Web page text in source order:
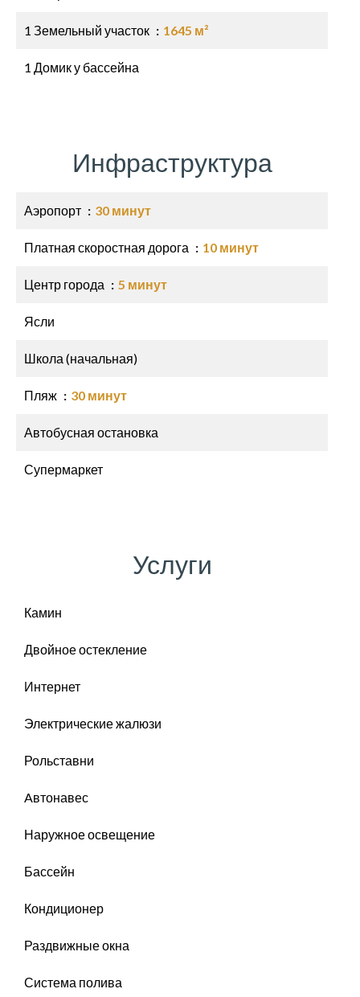
1 Земельный участок 1645 м²
1 Домик у бассейна
Инфраструктура
Аэропорт 30 минут
Платная скоростная дорога 10 минут
Центр города 5 минут
Ясли
Школа (начальная)
Пляж 30 минут
Автобусная остановка
Супермаркет
Услуги
Камин
Двойное остекление
Интернет
Электрические жалюзи
Рольставни
Aвтонавес
Наружное освещение
Бассейн
Кондиционер
Раздвижные окна
Система полива